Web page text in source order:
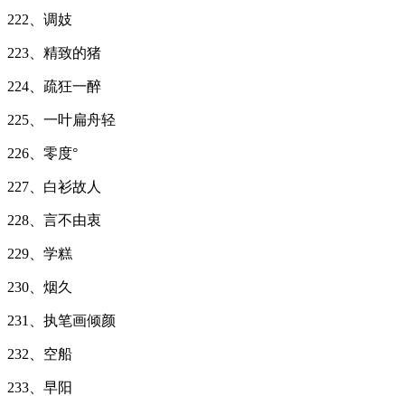
222、调妓
223、精致的猪
224、疏狂一醉
225、一叶扁舟轻
226、零度°
227、白衫故人
228、言不由衷
229、学糕
230、烟久
231、执笔画倾颜
232、空船
233、早阳